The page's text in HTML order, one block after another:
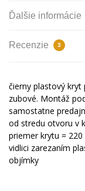
Ďalšie informácie
Recenzie 3
čierny plastový kryt
zubové. Montáž
samostatne
od stredu otvoru v
priemer krytu =
vidlici zarezaním
objímky